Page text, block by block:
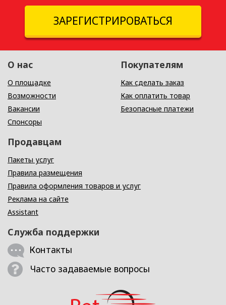
ЗАРЕГИСТРИРОВАТЬСЯ
О нас
О площадке
Возможности
Вакансии
Спонсоры
Покупателям
Как сделать заказ
Как оплатить товар
Безопасные платежи
Продавцам
Пакеты услуг
Правила размещения
Правила оформления товаров и услуг
Реклама на сайте
Assistant
Служба поддержки
Контакты
Часто задаваемые вопросы